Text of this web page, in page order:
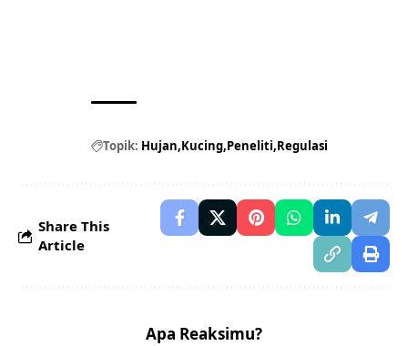
Topik: Hujan Kucing Peneliti Regulasi
Share This
Article
Apa Reaksimu?